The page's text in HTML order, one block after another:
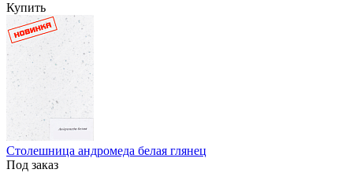
Купить
Столешница андромеда белая глянец
Под заказ